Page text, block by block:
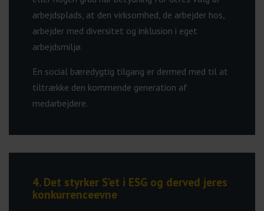
arbejdsplads, at den virksomhed, de arbejder hos,
arbejder med diversitet og inklusion i eget
arbejdsmiljø.
En social bæredygtig tilgang er dermed med til at
tiltrække den kommende generation af
medarbejdere.
4. Det styrker S’et i ESG og derved jeres
konkurrenceevne